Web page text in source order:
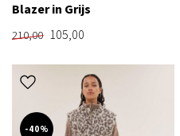
Blazer in Grijs
210,00 105,00
-40%